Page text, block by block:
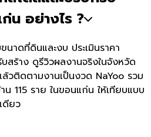
น อย่างไร ?
นาดที่ดินและงบ ประเมินราคา
สร้าง ดูรีวิวผลงานจริงในจังหวัด
วติดตามงานเป็นงวด NaYoo รวม
น 115 ราย ในขอนแก่น ให้เทียบแบบ
ดียว